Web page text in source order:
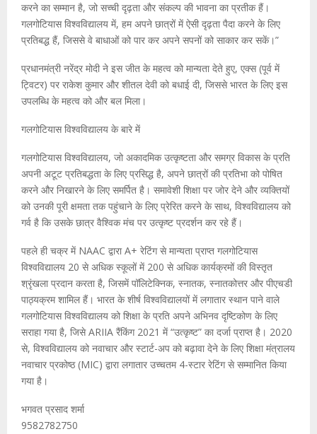
करने का सम्मान है, जो सच्ची दृढ़ता और संकल्प की भावना का प्रतीक हैं।
गलगोटियास विश्वविद्यालय में, हम अपने छात्रों में ऐसी दृढ़ता पैदा करने के लिए
प्रतिबद्ध हैं, जिससे वे बाधाओं को पार कर अपने सपनों को साकार कर सकें।”
प्रधानमंत्री नरेंद्र मोदी ने इस जीत के महत्व को मान्यता देते हुए, एक्स (पूर्व में
ट्विटर) पर राकेश कुमार और शीतल देवी को बधाई दी, जिससे भारत के लिए इस
उपलब्धि के महत्व को और बल मिला।
गलगोटियास विश्वविद्यालय के बारे में
गलगोटियास विश्वविद्यालय, जो अकादमिक उत्कृष्टता और समग्र विकास के प्रति
अपनी अटूट प्रतिबद्धता के लिए प्रसिद्ध है, अपने छात्रों की प्रतिभा को पोषित
करने और निखारने के लिए समर्पित है। समावेशी शिक्षा पर जोर देने और व्यक्तियों
को उनकी पूरी क्षमता तक पहुंचाने के लिए प्रेरित करने के साथ, विश्वविद्यालय को
गर्व है कि उसके छात्र वैश्विक मंच पर उत्कृष्ट प्रदर्शन कर रहे हैं।
पहले ही चक्र में NAAC द्वारा A+ रेटिंग से मान्यता प्राप्त गलगोटियास
विश्वविद्यालय 20 से अधिक स्कूलों में 200 से अधिक कार्यक्रमों की विस्तृत
श्रृंखला प्रदान करता है, जिसमें पॉलिटेक्निक, स्नातक, स्नातकोत्तर और पीएचडी
पाठ्यक्रम शामिल हैं। भारत के शीर्ष विश्वविद्यालयों में लगातार स्थान पाने वाले
गलगोटियास विश्वविद्यालय को शिक्षा के प्रति अपने अभिनव दृष्टिकोण के लिए
सराहा गया है, जिसे ARIIA रैंकिंग 2021 में “उत्कृष्ट” का दर्जा प्राप्त है। 2020
से, विश्वविद्यालय को नवाचार और स्टार्ट-अप को बढ़ावा देने के लिए शिक्षा मंत्रालय
नवाचार प्रकोष्ठ (MIC) द्वारा लगातार उच्चतम 4-स्टार रेटिंग से सम्मानित किया
गया है।
भगवत प्रसाद शर्मा
9582782750